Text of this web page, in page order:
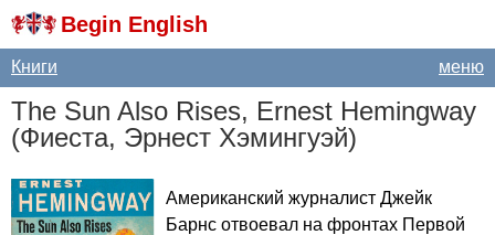
Begin English
меню
Книги
The Sun Also Rises, Ernest Hemingway
(Фиеста, Эрнест Хэмингуэй)
Американский журналист Джейк
Барнс отвоевал на фронтах Первой